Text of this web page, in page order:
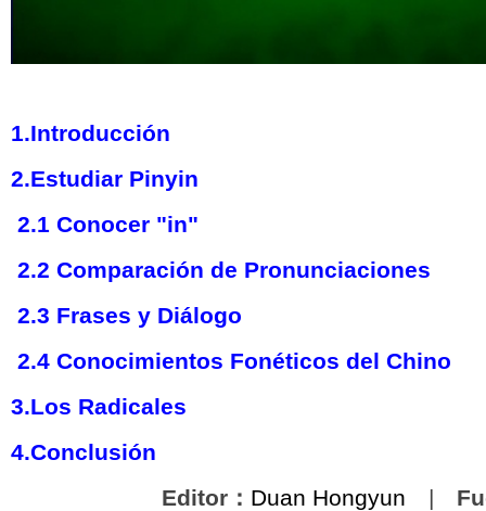
1.Introducción
2.Estudiar Pinyin
2.1 Conocer "in"
2.2 Comparación de Pronunciaciones
2.3 Frases y Diálogo
2.4 Conocimientos Fonéticos del Chino
3.Los Radicales
4.Conclusión
Editor： Duan Hongyun |